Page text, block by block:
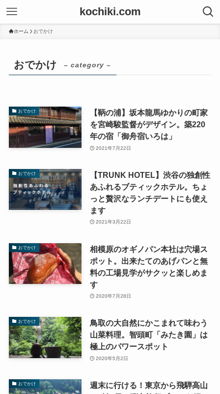
kochiki.com
ホーム おでかけ
おでかけ – category –
おでかけ
【鞆の浦】坂本龍馬ゆかりの町家
を宮崎駿監督がデザイン。築220
年の宿「御舟宿いろは」
2021年7月22日
おでかけ
【TRUNK HOTEL】渋谷の独創性
あふれるブティックホテル。ちょ
っと贅沢なランチデートにも使え
ます
2021年3月22日
おでかけ
相模原のオギノパン本社は穴場ス
ポット。出来たてのあげパンと無
料の工場見学がサクッと楽しめま
す
2020年7月28日
おでかけ
鳥取の大自然にかこまれて味わう
山菜料理。智頭町「みたき園」は
極上のパワースポット
2020年5月2日
おでかけ
週末に行ける！東京から飛騨高山